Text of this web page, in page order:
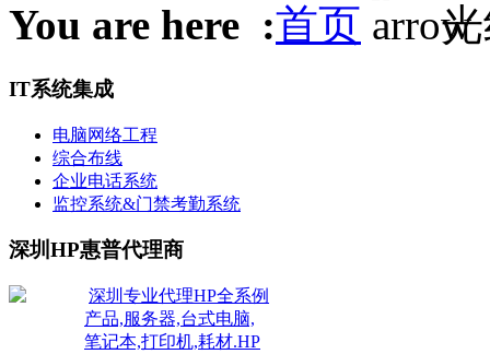
You are here :首页 光
IT系统集成
电脑网络工程
综合布线
企业电话系统
监控系统&门禁考勤系统
深圳HP惠普代理商
深圳专业代理HP全系例
产品,服务器,台式电脑,
笔记本,打印机,耗材.HP